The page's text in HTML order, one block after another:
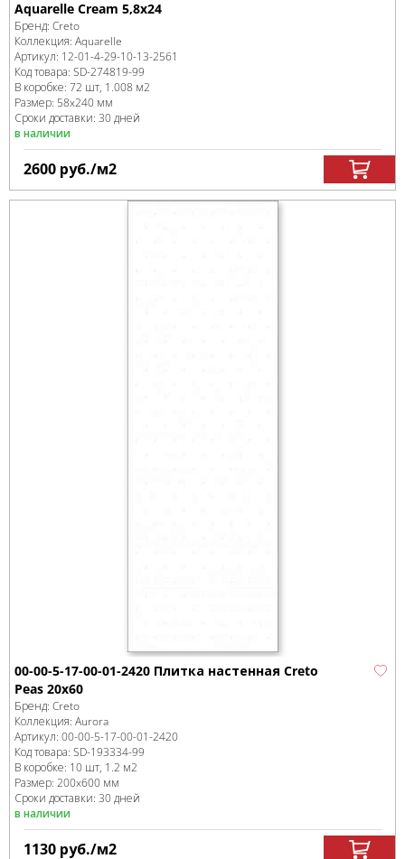
Aquarelle Cream 5,8х24
Бренд: Creto
Коллекция: Aquarelle
Артикул: 12-01-4-29-10-13-2561
Код товара: SD-274819-99
В коробке: 72 шт, 1.008 м2
Размер: 58x240 мм
Сроки доставки: 30 дней
в наличии
2600 руб./м2
00-00-5-17-00-01-2420 Плитка настенная Creto
Peas 20х60
Бренд: Creto
Коллекция: Aurora
Артикул: 00-00-5-17-00-01-2420
Код товара: SD-193334-99
В коробке: 10 шт, 1.2 м2
Размер: 200x600 мм
Сроки доставки: 30 дней
в наличии
1130 руб./м2